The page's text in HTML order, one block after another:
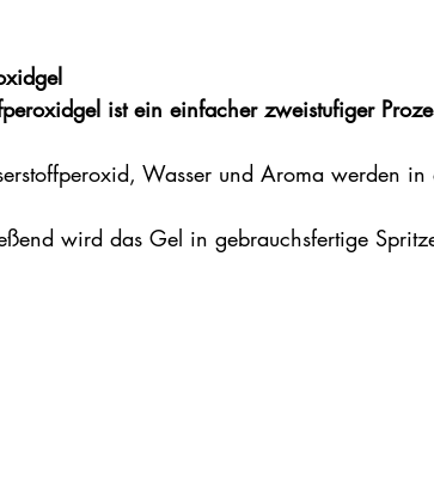
ist ein einfacher zweistufiger
Wasser und Aroma werden in
wird das Gel in gebrauchsfertige